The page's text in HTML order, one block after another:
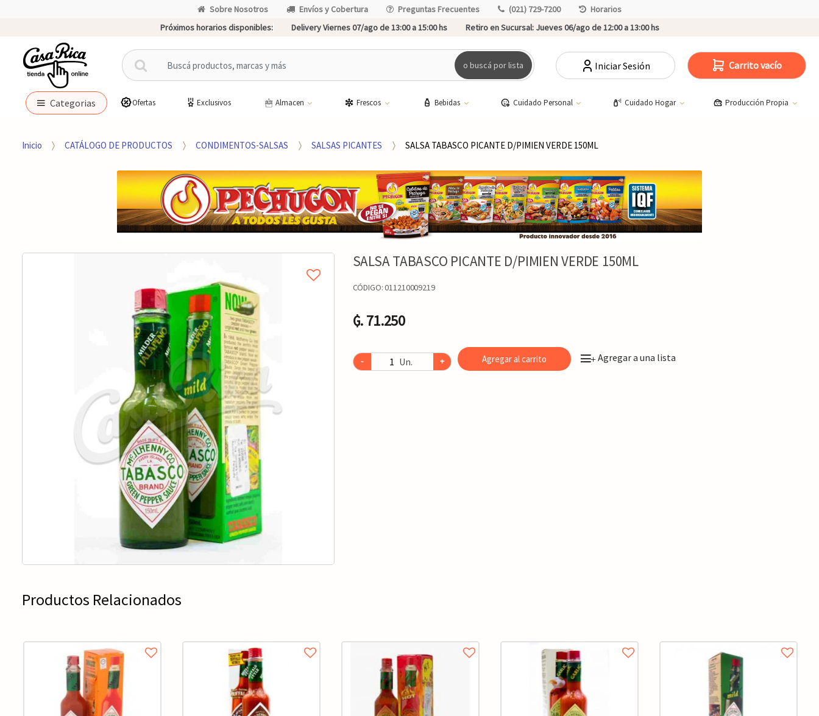
Sobre Nosotros Envíos y Cobertura Preguntas Frecuentes (021) 729-7200
Horarios
Próximos horarios disponibles:
Delivery Viernes 07/ago de 13:00 a 15:00 hs Retiro en Sucursal:Jueves 06/ago de 12:00 a 13:00 hs
B
u
c
p
r
o buscá por lista Iniciar Sesión Carrito vacío
Categorias Ofertas Exclusivos Almacen Frescos Bebidas Cuidado Personal Cuidado Hogar Producción Propia
Inicio CATÁLOGO DE PRODUCTOS CONDIMENTOS-SALSAS SALSAS PICANTES SALSA TABASCO PICANTE D/PIMIEN VERDE 150ML
SALSA TABASCO PICANTE D/PIMIEN VERDE 150ML
CÓDIGO:011210009219
₲. 71.250
- Un. + Agregar al carrito +Agregar a una lista
Productos Relacionados